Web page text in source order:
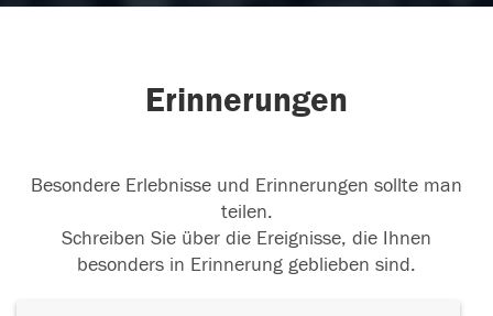
Erinnerungen
Besondere Erlebnisse und Erinnerungen sollte man
teilen.
Schreiben Sie über die Ereignisse, die Ihnen
besonders in Erinnerung geblieben sind.